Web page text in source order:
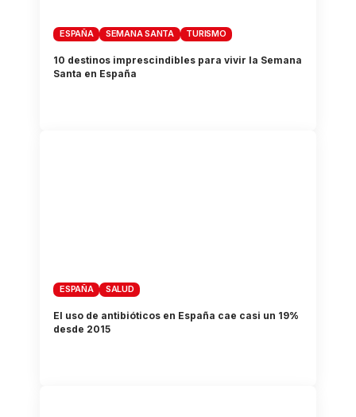
ESPAÑA SEMANA SANTA TURISMO
10 destinos imprescindibles para vivir la Semana
Santa en España
ESPAÑA SALUD
El uso de antibióticos en España cae casi un 19%
desde 2015